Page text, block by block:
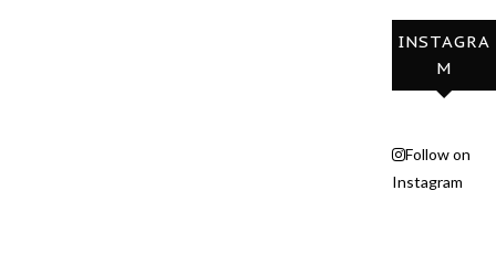
INSTAGRA
M
Follow on
Instagram